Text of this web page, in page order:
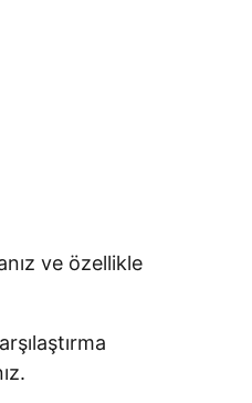
ve özellikle